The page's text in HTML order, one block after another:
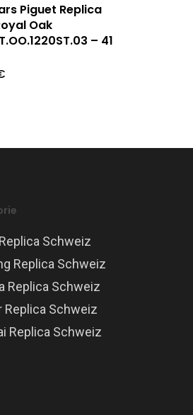
Piguet Replica
Oak
– 41
Schweiz
Replica Schweiz
Replica Schweiz
Replica Schweiz
Replica Schweiz